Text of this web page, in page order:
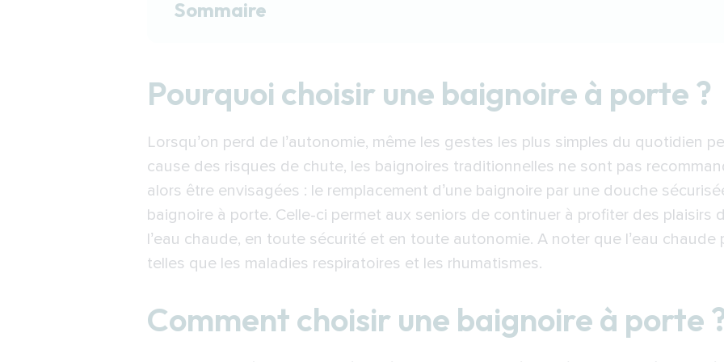
Sommaire
Comment choisir une baignoire à porte ?
Les aides pour financer une baignoire avec porte à Bobigny
Trouver un expert pour installer une baignoire avec porte à Bobigny
Pourquoi choisir une baignoire à porte ?
Lorsqu’on perd de l’autonomie, même les gestes les plus simples du quotidien
cause des risques de chute, les baignoires traditionnelles ne sont pas
alors être envisagées : le remplacement d’une baignoire par une douche
baignoire à porte. Celle-ci permet aux seniors de continuer à profiter des plaisirs
l’eau chaude, en toute sécurité et en toute autonomie. A noter que l’eau
telles que les maladies respiratoires et les rhumatismes.
Comment choisir une baignoire à porte